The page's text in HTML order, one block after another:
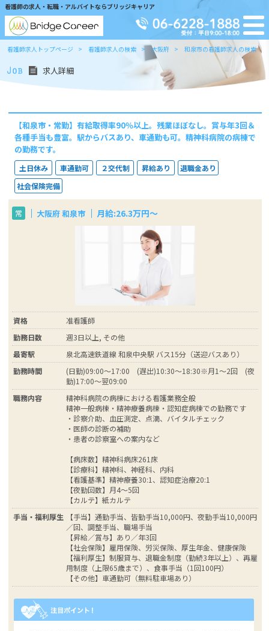
看護師の求人・転職・アルバイトならブリッジキャリア
看護師求人トップページ 看護師求人の検索 大阪府 和泉市の看護師求人の検索
求人詳細
【和泉市・常勤】有給取得率90％以上。残業ほぼなし。賞与年3回＆
各種手当も豊富。駅からバスあり、車通勤も可。精神科病院の病棟で
の勤務です。
土日休み 車通勤可 ２交代制 昇給あり
退職金あり
社会保険完備
常 大阪府 和泉市 月給:26.3万円～
資格
准看護師
勤務日数
週3日以上, その他
最寄駅
泉北高速鉄道線 和泉中央駅 バス15分（送迎バスあり）
勤務時間
(日勤)09:00～17:00 (遅出)10:30～18:30※月1～2回 (夜
勤)17:00～翌09:00
職務内容
精神科病院の病棟における看護業務全般
精神一般病棟・精神療養病棟・認知症病棟での勤務です
・診察介助、血圧測定、点滴、バイタルチェック
・医師の診断の補助
・患者の診察室への案内など
【病床数】精神科病床261床
【診療科】精神科、神経科、内科
【看護基準】精神療養30:1、認知症治療20:1
【夜勤回数】月4～5回
【カルテ】紙カルテ
手当・福利厚生
【手当】通勤手当、皆勤手当10,000円、夜勤手当10,000円
／回、調整手当、職場手当
【昇給／賞与】あり／年3回
【社会保険】雇用保険、労災保険、厚生年金、健康保険
【福利厚生】制服貸与、退職金制度（勤続3年以上）、再雇
用制度（上限65歳まで）、食事手当（1回100円）
【その他】車通勤可（無料駐車場あり）